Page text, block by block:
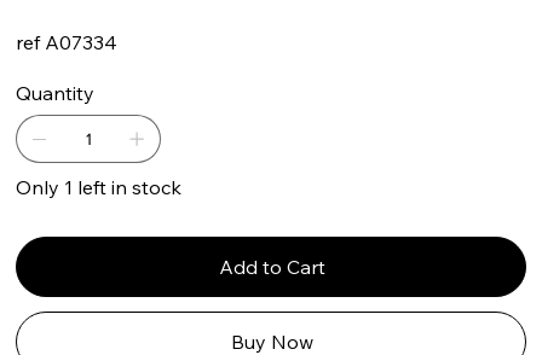
ref A07334
Quantity
Only 1 left in stock
Add to Cart
Buy Now